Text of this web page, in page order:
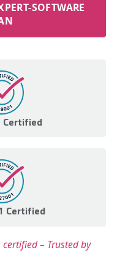
SOFTWARE
Certified
Certified
– Trusted by